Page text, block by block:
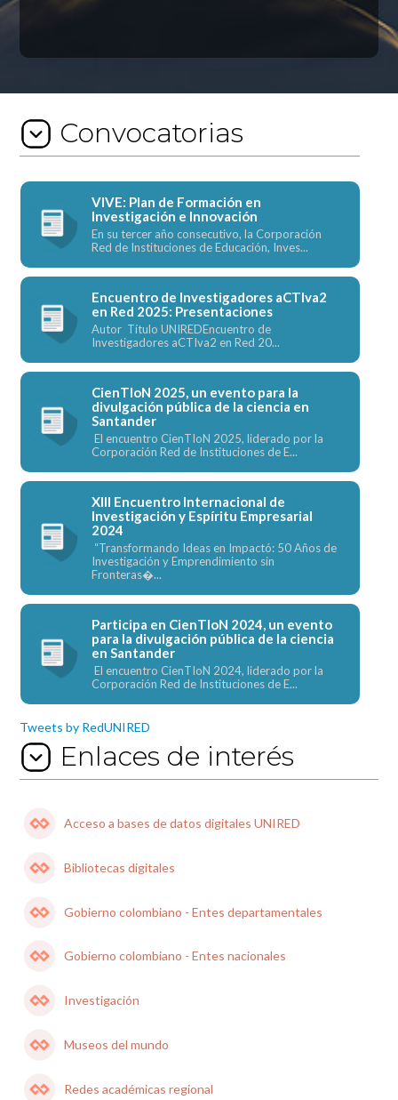
Convocatorias
VIVE: Plan de Formación en
Investigación e Innovación
En su tercer año consecutivo, la Corporación
Red de Instituciones de Educación, Inves...
Encuentro de Investigadores aCTIva2
en Red 2025: Presentaciones
Autor Título UNIREDEncuentro de
Investigadores aCTIva2 en Red 20...
CienTIoN 2025, un evento para la
divulgación pública de la ciencia en
Santander
El encuentro CienTIoN 2025, liderado por la
Corporación Red de Instituciones de E...
XIII Encuentro Internacional de
Investigación y Espíritu Empresarial
2024
“Transformando Ideas en Impactó: 50 Años de
Investigación y Emprendimiento sin
Fronteras�...
Participa en CienTIoN 2024, un evento
para la divulgación pública de la ciencia
en Santander
El encuentro CienTIoN 2024, liderado por la
Corporación Red de Instituciones de E...
Tweets by RedUNIRED
Enlaces de interés
Acceso a bases de datos digitales UNIRED
Bibliotecas digitales
Gobierno colombiano - Entes departamentales
Gobierno colombiano - Entes nacionales
Investigación
Museos del mundo
Redes académicas regional